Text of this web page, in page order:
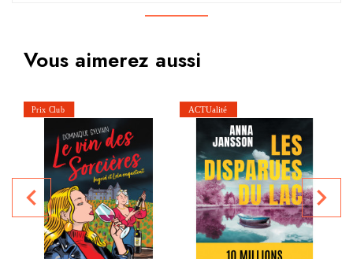
Vous aimerez aussi
navigate_before navigate_next